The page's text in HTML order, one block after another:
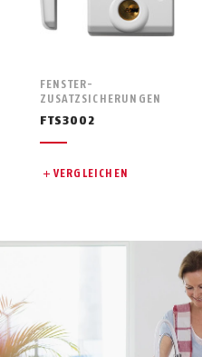
FENSTER-
ZUSATZSICHERUNGEN
FTS3002
VERGLEICHEN